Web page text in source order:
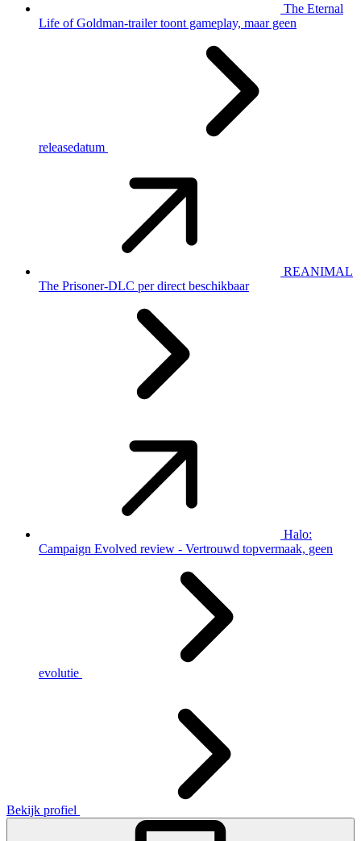
The Eternal
Life of Goldman-trailer toont gameplay, maar geen
releasedatum
REANIMAL
The Prisoner-DLC per direct beschikbaar
Halo:
Campaign Evolved review - Vertrouwd topvermaak, geen
evolutie
Bekijk profiel